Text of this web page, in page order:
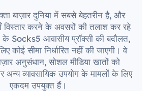
बाज़ार दुनिया में सबसे बेहतरीन है, और
विस्तार करने के अवसरों की तलाश कर रहे
Socks5 आवासीय प्रॉक्सी की बदौलत,
कोई सीमा निर्धारित नहीं की जाएगी। वे
अनुसंधान, सोशल मीडिया खातों को
व्यावसायिक उपयोग के मामलों के लिए
एकदम उपयुक्त हैं।